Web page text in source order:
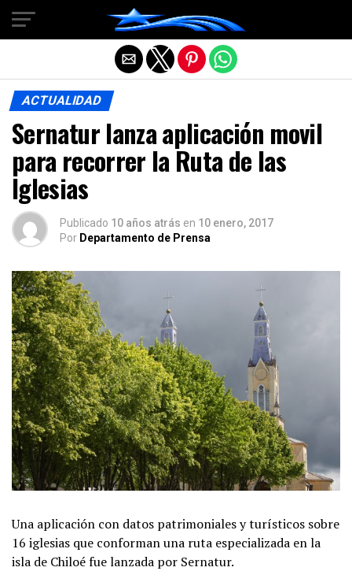
ACTUALIDAD
Sernatur lanza aplicación movil
para recorrer la Ruta de las
Iglesias
Publicado 10 años atrás en 10 enero, 2017
Por Departamento de Prensa
Una aplicación con datos patrimoniales y turísticos sobre
16 iglesias que conforman una ruta especializada en la
isla de Chiloé fue lanzada por Sernatur.
Salir de la versión móvil